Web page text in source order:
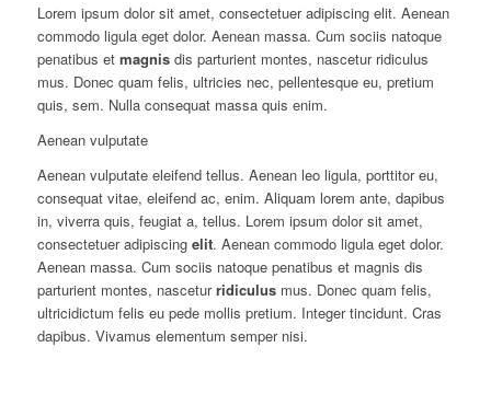
Lorem ipsum dolor sit amet, consectetuer adipiscing elit. Aenean
commodo ligula eget dolor. Aenean massa. Cum sociis natoque
penatibus et magnisdis parturient montes, nascetur ridiculus
mus. Donec quam felis, ultricies nec, pellentesque eu, pretium
quis, sem. Nulla consequat massa quis enim.
Aenean vulputate
Aenean vulputate eleifend tellus. Aenean leo ligula, porttitor eu,
consequat vitae, eleifend ac, enim. Aliquam lorem ante, dapibus
in, viverra quis, feugiat a, tellus. Lorem ipsum dolor sit amet,
consectetuer adipiscing elit. Aenean commodo ligula eget dolor.
Aenean massa. Cum sociis natoque penatibus et magnis dis
parturient montes, nasceturridiculusmus. Donec quam felis,
ultricidictum felis eu pede mollis pretium. Integer tincidunt. Cras
dapibus. Vivamus elementum semper nisi.